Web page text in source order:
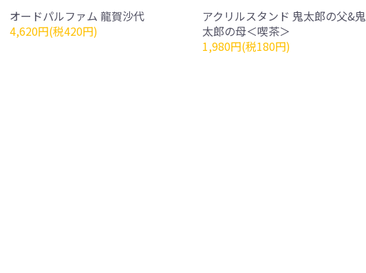
オードパルファム 龍賀沙代
4,620円(税420円)
アクリルスタンド 鬼太郎の父&鬼
太郎の母＜喫茶＞
1,980円(税180円)